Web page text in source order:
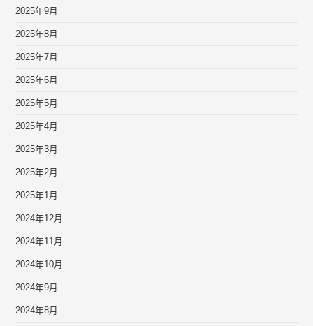
2025年9月
2025年8月
2025年7月
2025年6月
2025年5月
2025年4月
2025年3月
2025年2月
2025年1月
2024年12月
2024年11月
2024年10月
2024年9月
2024年8月